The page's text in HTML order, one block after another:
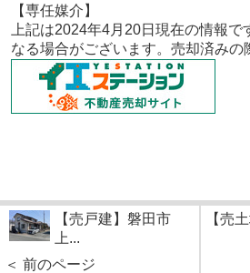
【専任媒介 】
上記は2024年4月20日現在の情報で
なる場合がございます。売却済みの
【売戸建】磐田市
上...
＜ 前のページ
【売